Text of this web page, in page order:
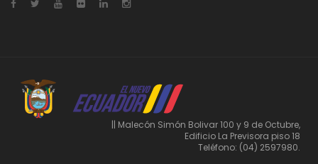
|| Malecón Simón Bolivar 100 y 9 de Octubre,
Edificio La Previsora piso 18
Teléfono: (04) 2597980.